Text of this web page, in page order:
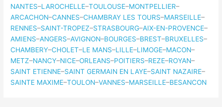
NANTES–LAROCHELLE–TOULOUSE–MONTPELLIER–
ARCACHON–CANNES–CHAMBRAY LES TOURS–MARSEILLE–
RENNES–SAINT-TROPEZ–STRASBOURG–AIX-EN-PROVENCE–
AMIENS–ANGERS–AVIGNON–BOURGES–BREST–BRUXELLES–
CHAMBERY–CHOLET–LE MANS–LILLE–LIMOGE–MACON–
METZ–NANCY–NICE–ORLEANS–POITIERS–REZE–ROYAN–
SAINT ETIENNE–SAINT GERMAIN EN LAYE–SAINT NAZAIRE–
SAINTE MAXIME–TOULON–VANNES–MARSEILLE–BESANCON